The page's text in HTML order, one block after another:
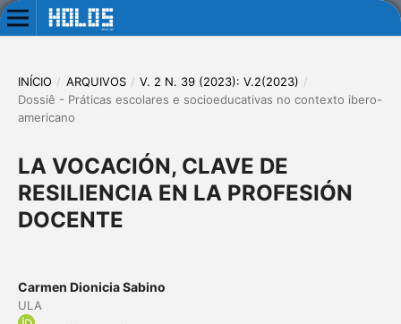
INÍCIO / ARQUIVOS / V. 2 N. 39 (2023): V.2(2023) /
Dossiê - Práticas escolares e socioeducativas no contexto ibero-
americano
LA VOCACIÓN, CLAVE DE
RESILIENCIA EN LA PROFESIÓN
DOCENTE
Carmen Dionicia Sabino
ULA